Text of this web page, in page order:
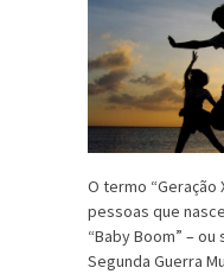
O termo “Geração
pessoas que
“Baby Boom” –
Segunda Guerra